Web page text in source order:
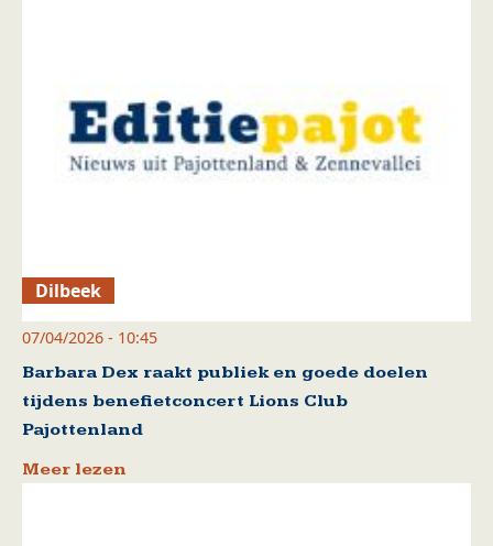
Dilbeek
07/04/2026 - 10:45
Barbara Dex raakt publiek en goede doelen
tijdens benefietconcert Lions Club
Pajottenland
Meer lezen